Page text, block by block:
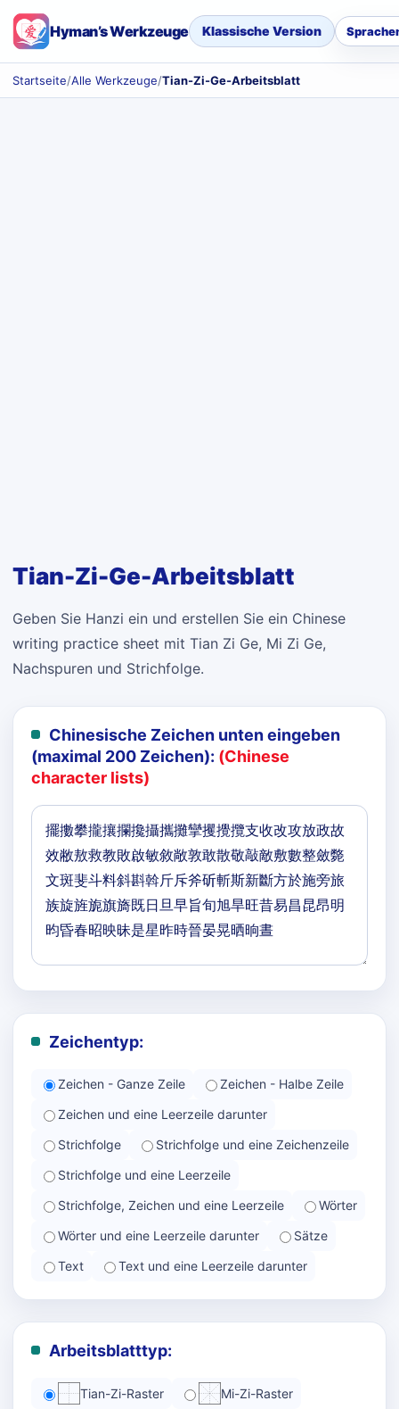
Hyman’s Werkzeuge Klassische Version
Startseite/Alle Werkzeuge/Tian-Zi-Ge-Arbeitsblatt
Tian-Zi-Ge-Arbeitsblatt
Geben Sie Hanzi ein und erstellen Sie ein Chinese
writing practice sheet mit Tian Zi Ge, Mi Zi Ge,
Nachspuren und Strichfolge.
Chinesische Zeichen unten eingeben
(maximal 200 Zeichen): (Chinese
character lists)
Zeichentyp:
Zeichen - Ganze Zeile
Zeichen - Halbe Zeile
Zeichen und eine Leerzeile darunter
Strichfolge
Strichfolge und eine Zeichenzeile
Strichfolge und eine Leerzeile
Strichfolge, Zeichen und eine Leerzeile
Wörter
Wörter und eine Leerzeile darunter
Sätze
Text
Text und eine Leerzeile darunter
Arbeitsblatttyp:
Tian-Zi-Raster Mi-Zi-Raster